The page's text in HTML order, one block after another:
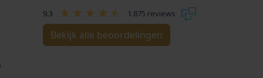
9.3 1.875 reviews
Bekijk alle beoordelingen